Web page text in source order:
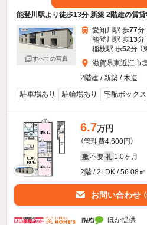
能登川駅より徒歩13分 新築 2階建の賃
すべての写真
愛知川駅 歩77分
能登川駅 歩13分
稲枝駅 歩52分 （
滋賀県東近江市
2階建 / 新築 / 木造
駐車場あり
駐輪場あり 宅配ボックス
6.7万円
（管理費4,600円）
敷 不要 礼 1.0ヶ月
2階 / 2LDK / 56.08㎡
お問い合わせ
ほか提供